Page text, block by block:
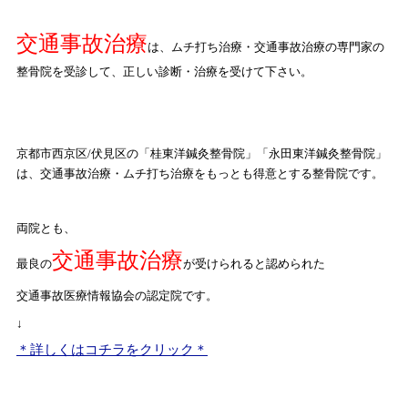
交通事故治療は、ムチ打ち治療・交通事故治療の専門家の
整骨院を受診して、正しい診断・治療を受けて下さい。
京都市西京区/伏見区の「桂東洋鍼灸整骨院」「永田東洋鍼灸整骨院」
は、交通事故治療・ムチ打ち治療をもっとも得意とする整骨院です。
両院とも、
最良の交通事故治療が受けられると認められた
交通事故医療情報協会の認定院です。
↓
＊詳しくはコチラをクリック＊